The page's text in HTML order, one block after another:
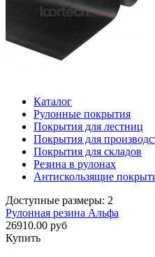
Каталог
Рулонные покрытия
Покрытия для лестниц
Покрытия для
Покрытия для складов
Резина в рулонах
Антискользящие
Доступные размеры: 2
Рулонная резина Альфа
26910.00 руб
Купить